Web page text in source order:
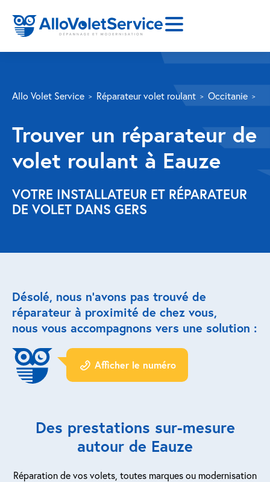
Volet roulant
Réparation
Volet roulant Velux
Réparation store banne
Réparation porte de garage
Modernisation et domotique
Centralisation volets roulants
Motoriser un volet roulant
Prestations ad-hoc
Allo Volet Service Réparateur volet roulant Occitanie
Trouver un réparateur de
volet roulant à Eauze
VOTRE INSTALLATEUR ET RÉPARATEUR
DE VOLET DANS GERS
Désolé, nous n’avons pas trouvé de
réparateur à proximité de chez vous,
nous vous accompagnons vers une solution :
Afficher le numéro
Des prestations sur-mesure
autour de Eauze
Réparation de vos volets, toutes marques ou modernisation